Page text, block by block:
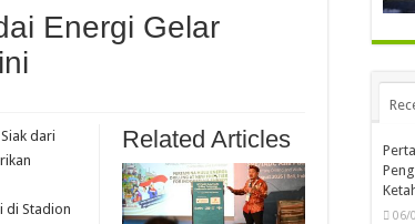
Energi Gelar
Related Articles
Siak dari
di Stadion
06/